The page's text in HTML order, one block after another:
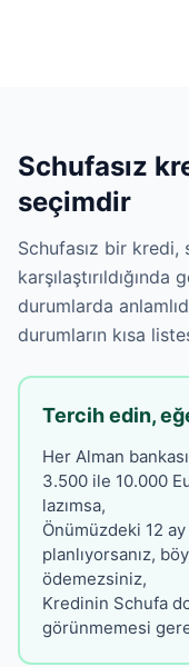
Schufasız
seçimdir
Schufasız bir
durumlarda
durumların kısa
Tercih edin,
Her Alman
3.500 ile 10.000
lazımsa,
Önümüzdeki 12
planlıyorsanız,
ödemezsiniz,
Kredinin Schufa
görünmemesi